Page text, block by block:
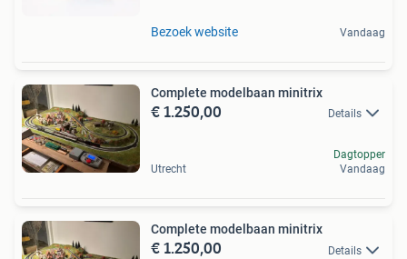
Bezoek website Vandaag
Complete modelbaan minitrix
€ 1.250,00 Details
Utrecht
Dagtopper
Vandaag
Complete modelbaan minitrix
€ 1.250,00 Details